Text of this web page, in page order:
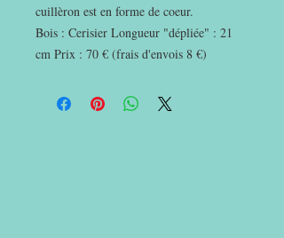
cuillèron est en forme de coeur.
Bois : Cerisier Longueur "dépliée" : 21
cm Prix : 70 € (frais d'envois 8 €)